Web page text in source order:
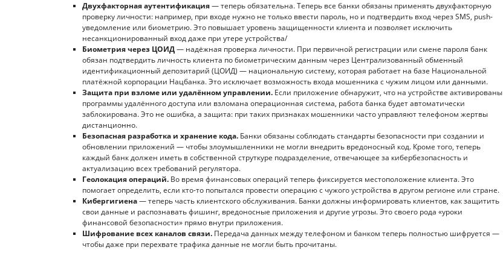
Двухфакторная аутентификация— теперь обязательна. Теперь все банки обязаны применять двухфакторную
проверку личности: например, при входе нужно не только ввести пароль, но и подтвердить вход через SMS, push-
уведомление или биометрию. Это повышает уровень защищенности клиента и позволяет исключить
несанкционированный вход даже при утере устройства/
Биометрия через ЦОИД— надёжная проверка личности. При первичной регистрации или смене пароля банк
обязан подтвердить личность клиента по биометрическим данным через Централизованный обменный
идентификационный депозитарий (ЦОИД) — национальную систему, которая работает на базе Национальной
платёжной корпорации Нацбанка. Это исключает возможность входа мошенника с чужим лицом или данными.
Защита при взломе или удалённом управлении. Если приложение обнаружит, что на устройстве активированы
программы удалённого доступа или взломана операционная система, работа банка будет автоматически
заблокирована. Это не ошибка, а защита: при таких признаках мошенники часто управляют телефоном жертвы
дистанционно.
Безопасная разработка и хранение кода. Банки обязаны соблюдать стандарты безопасности при создании и
обновлении приложений — чтобы злоумышленники не могли внедрить вредоносный код. Кроме того, теперь
каждый банк должен иметь в собственной струткуре подразделение, отвечающее за кибербезопасность и
актуализацию всех требований регулятора.
Геолокация операций. Во время финансовых операций теперь фиксируется местоположение клиента. Это
помогает определить, если кто-то попытался провести операцию с чужого устройства в другом регионе или стране.
Кибергигиена— теперь часть клиентского обслуживания. Банки должны информировать клиентов, как защитить
свои данные и распознавать фишинг, вредоносные приложения и другие угрозы. Это своего рода «уроки
финансовой безопасности» прямо внутри приложения.
Шифрование всех каналов связи. Передача данных между телефоном и банком теперь полностью шифруется —
чтобы даже при перехвате трафика данные не могли быть прочитаны.